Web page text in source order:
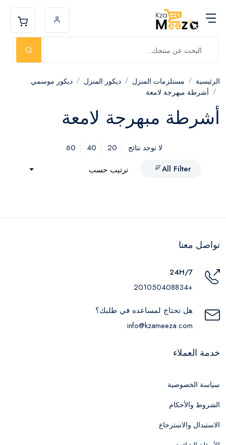
الرئيسية مستلزمات المنزل ديكور المنزل
ديكور موسمي
أشرطة مبهرجة لامعة
أشرطة مبهرجة لامعة
لا توجد نتائج 20
40
60
All Filter
ترتيب حسب
تواصل معنا
24H/7
+201050408834
هل تحتاج لمساعده في طلبك؟
info@kzameeza.com
خدمة العملاء
سياسة الخصوصية
الشروط والأحكام
الاستبدال والاسترجاع